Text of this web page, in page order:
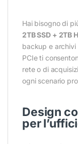
Hai bisogno di
2TB SSD + 2TB
backup e archivi
PCIe ti
rete o di
ogni scenario
Design
per